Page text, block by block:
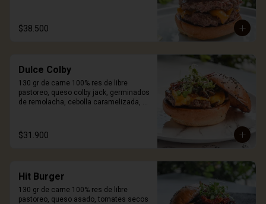
$38.500
Dulce Colby
130 gr de carne 100% res de libre
pastoreo, queso colby jack, germinados
de remolacha, cebolla caramelizada,
$31.900
Hit Burger
130 gr de carne 100% res de libre
pastoreo, queso asado, tomates secos